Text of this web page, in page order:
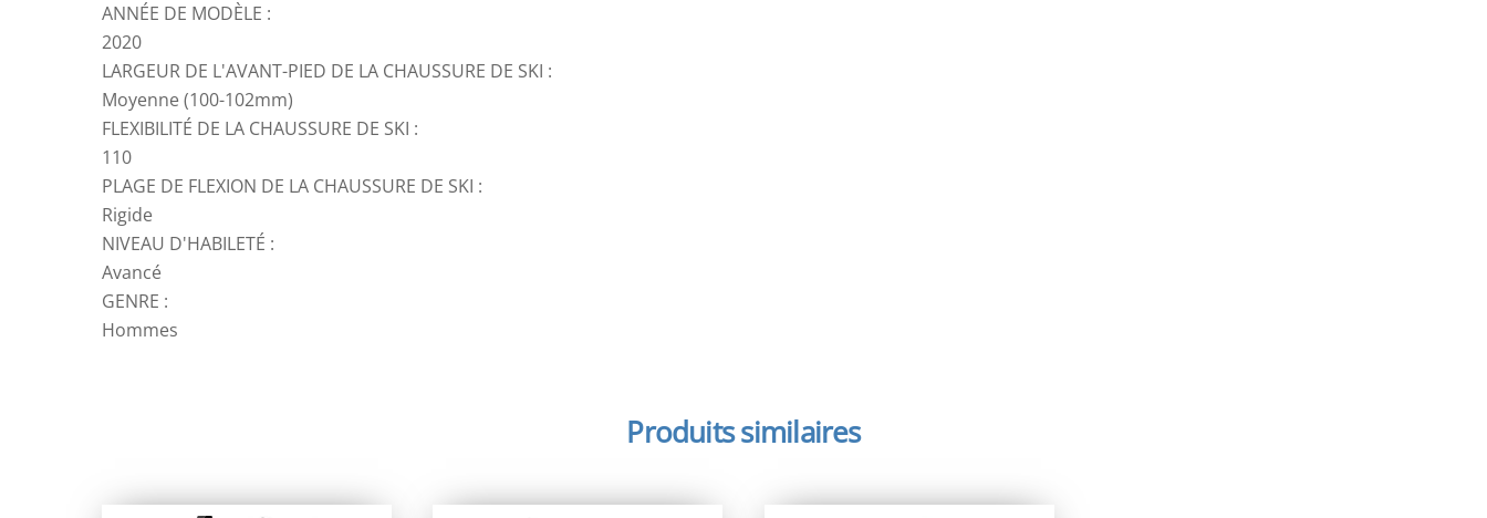
ANNÉE DE MODÈLE :
2020
LARGEUR DE L'AVANT-PIED DE LA CHAUSSURE DE SKI :
Moyenne (100-102mm)
FLEXIBILITÉ DE LA CHAUSSURE DE SKI :
110
PLAGE DE FLEXION DE LA CHAUSSURE DE SKI :
Rigide
NIVEAU D'HABILETÉ :
Avancé
GENRE :
Hommes
Produits similaires